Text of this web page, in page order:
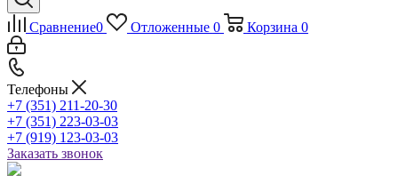
Сравнение0 Отложенные 0 Корзина 0
Телефоны
+7 (351) 211-20-30
+7 (351) 223-03-03
+7 (919) 123-03-03
Заказать звонок